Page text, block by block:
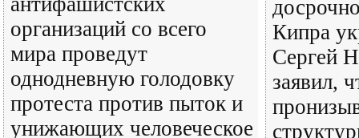
организаций со всего
мира проведут
однодневную голодовку
протеста против пыток и
унижающих человеческое
Кипра
Сергей
заявил,